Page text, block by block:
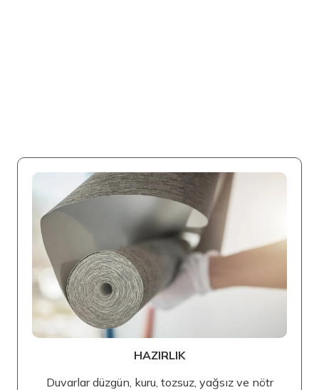
HAZIRLIK
Duvarlar düzgün, kuru, tozsuz, yağsız ve nötr